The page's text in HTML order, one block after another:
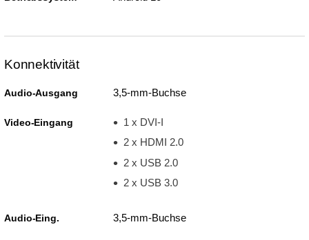
Konnektivität
Audio-Ausgang 3,5-mm-Buchse
Video-Eingang
1 x DVI-I
2 x HDMI 2.0
2 x USB 2.0
2 x USB 3.0
Audio-Eing. 3,5-mm-Buchse